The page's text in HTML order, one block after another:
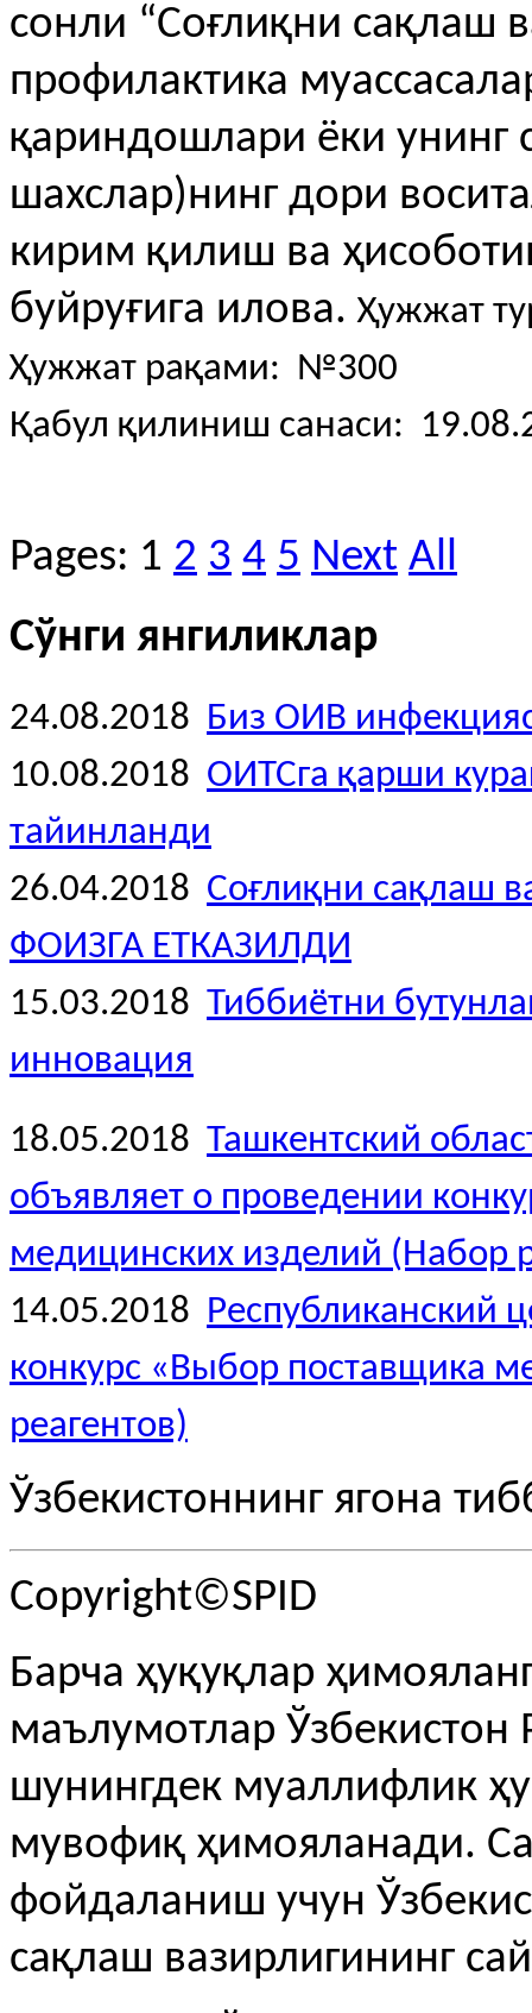
сонли “Соғлиқни сақлаш
профилактика
қариндошлари ёки унинг
шахслар)нинг дори
кирим қилиш ва
буйруғига илова.Ҳужжат
Ҳужжат рақами: №300
Қабул қилиниш санаси:
Pages: 1 2 3 4 5 Next All
Сўнги янгиликлар
24.08.2018 Биз ОИВ
10.08.2018 ОИТСга қарши
тайинланди
26.04.2018 Соғлиқни сақлаш
ФОИЗГА ЕТКАЗИЛДИ
15.03.2018 Тиббиётни
инновация
18.05.2018 Ташкентский
объявляет о проведении
медицинских изделий (Набор
14.05.2018 Республиканский
конкурс «Выбор поставщика
реагентов)
Ўзбекистоннинг ягона
Copyright©SPID
Барча ҳуқуқлар
маълумотлар Ўзбекистон
шунингдек муаллифлик
мувофиқ ҳимояланади.
фойдаланиш учун
сақлаш вазирлигининг